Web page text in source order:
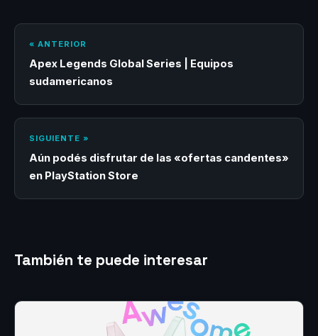
« ANTERIOR
Apex Legends Global Series | Equipos
sudamericanos
SIGUIENTE »
Aún podés disfrutar de las «ofertas candentes»
en PlayStation Store
También te puede interesar